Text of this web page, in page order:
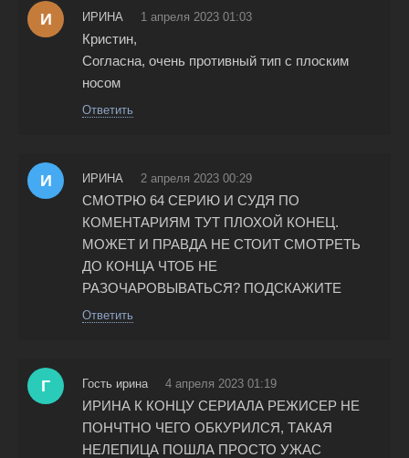
И ИРИНА 1 апреля 2023 01:03
Кристин,
Согласна, очень противный тип с плоским
носом
Ответить
И ИРИНА 2 апреля 2023 00:29
СМОТРЮ 64 СЕРИЮ И СУДЯ ПО
КОМЕНТАРИЯМ ТУТ ПЛОХОЙ КОНЕЦ.
МОЖЕТ И ПРАВДА НЕ СТОИТ СМОТРЕТЬ
ДО КОНЦА ЧТОБ НЕ
РАЗОЧАРОВЫВАТЬСЯ? ПОДСКАЖИТЕ
Ответить
Г Гость ирина 4 апреля 2023 01:19
ИРИНА К КОНЦУ СЕРИАЛА РЕЖИСЕР НЕ
ПОНЧТНО ЧЕГО ОБКУРИЛСЯ, ТАКАЯ
НЕЛЕПИЦА ПОШЛА ПРОСТО УЖАС